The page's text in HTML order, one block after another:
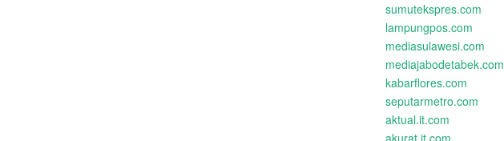
sumutekspres.com
lampungpos.com
mediasulawesi.com
mediajabodetabek.com
kabarflores.com
seputarmetro.com
aktual.it.com
akurat.it.com